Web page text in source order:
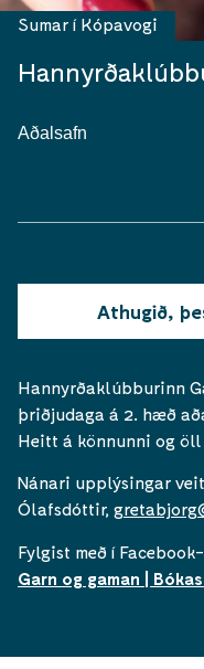
Sumar í Kópavogi
Aðalsafn
Athugið,
Hannyrðaklúbburinn
þriðjudaga á 2. hæð
Heitt á könnunni og
Nánari upplýsingar
Ólafsdóttir,
Fylgist með í
Garn og gaman |